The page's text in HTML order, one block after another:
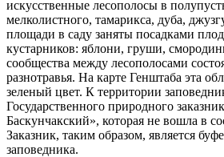
искусственные лесополосы в
мелколистного, тамарикса, дуба,
площади в саду заняты посадками
кустарников: яблони, груши,
сообщества между лесополосами
разнотравья. На карте Генштаба эта
зеленый цвет. К территории
Государственного природного
Баскунчакский», которая не вошла в
Заказник, таким образом, является
заповедника.